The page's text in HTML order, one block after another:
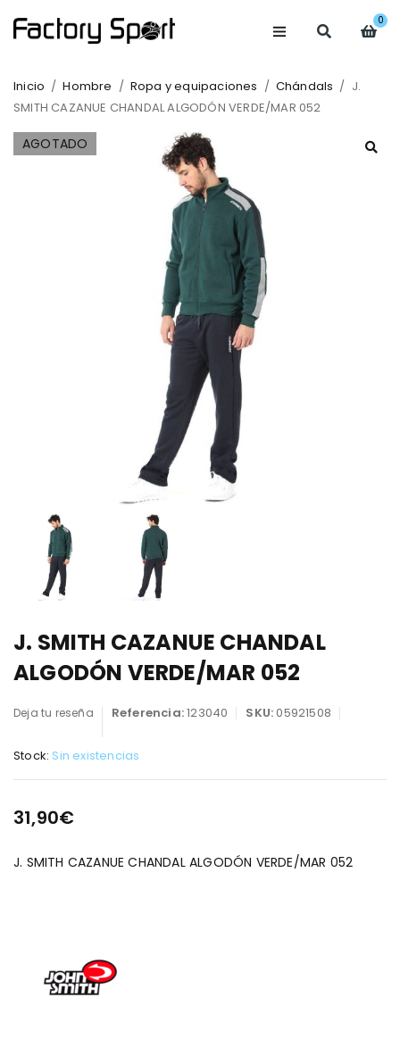
0
Inicio / Hombre / Ropa y equipaciones / Chándals / J.
SMITH CAZANUE CHANDAL ALGODÓN VERDE/MAR 052
AGOTADO
J. SMITH CAZANUE CHANDAL
ALGODÓN VERDE/MAR 052
Deja tu reseña Referencia:123040 SKU:05921508
Stock: Sin existencias
31,90€
J. SMITH CAZANUE CHANDAL ALGODÓN VERDE/MAR 052